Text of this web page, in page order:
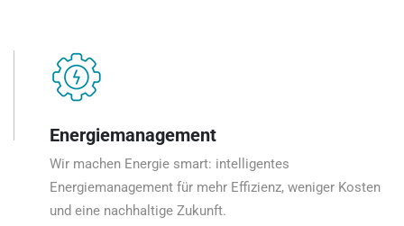
Energiemanagement
Wir machen Energie smart: intelligentes
Energiemanagement für mehr Effizienz, weniger Kosten
und eine nachhaltige Zukunft.